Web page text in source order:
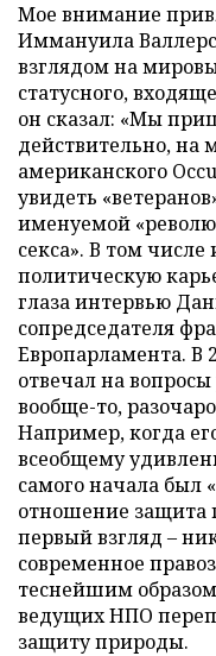
Мое внимание
Иммануила
взглядом на
статусного,
он сказал: «Мы
действительно, на
американского
увидеть
именуемой
секса». В том
политическую
глаза интервью
сопредседателя
Европарламента. В
отвечал на
вообще-то,
Например, когда
всеобщему
самого начала был
отношение защита
первый взгляд –
современное
теснейшим
ведущих НПО
защиту природы.